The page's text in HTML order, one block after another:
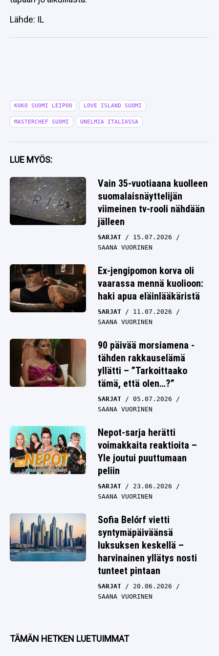
Lähde: IL
KOKO SUOMI LEIPOO LOVE ISLAND SUOMI
MASTERCHEF SUOMI UNELMIA ITALIASSA
LUE MYÖS:
Vain 35-vuotiaana kuolleen
suomalaisnäyttelijän
viimeinen tv-rooli nähdään
jälleen
SARJAT
15.07.2026
SAANA VUORINEN
Ex-jengipomon korva oli
vaarassa mennä kuolioon:
haki apua eläinlääkäristä
SARJAT
11.07.2026
SAANA VUORINEN
90 päivää morsiamena -
tähden rakkauselämä
yllätti – ”Tarkoittaako
tämä, että olen…?”
SARJAT
05.07.2026
SAANA VUORINEN
Nepot-sarja herätti
voimakkaita reaktioita –
Yle joutui puuttumaan
peliin
SARJAT
23.06.2026
SAANA VUORINEN
Sofia Belórf vietti
syntymäpäiväänsä
luksuksen keskellä –
harvinainen yllätys nosti
tunteet pintaan
SARJAT
20.06.2026
SAANA VUORINEN
TÄMÄN HETKEN LUETUIMMAT